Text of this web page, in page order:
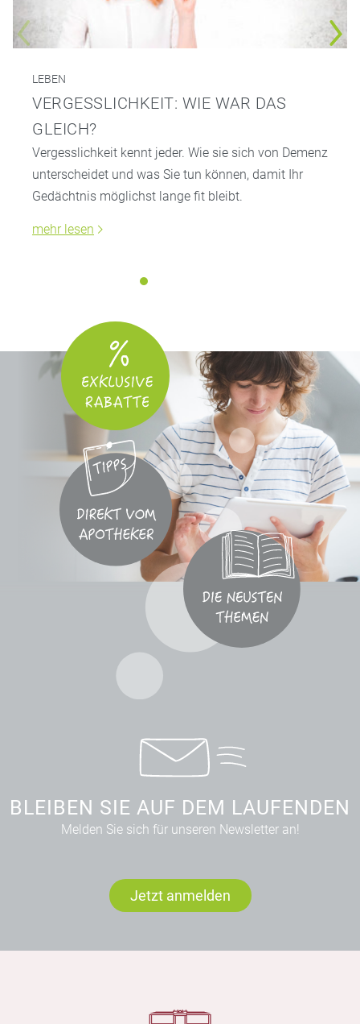
LEBEN
VERGESSLICHKEIT: WIE WAR DAS
GLEICH?
Vergesslichkeit kennt jeder. Wie sie sich von Demenz
unterscheidet und was Sie tun können, damit Ihr
Gedächtnis möglichst lange fit bleibt.
mehr lesen
BLEIBEN SIE AUF DEM LAUFENDEN
Melden Sie sich für unseren Newsletter an!
Jetzt anmelden